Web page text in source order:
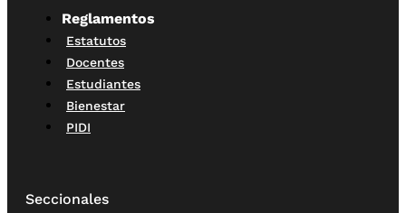
Reglamentos
Estatutos
Docentes
Estudiantes
Bienestar
PIDI
Seccionales